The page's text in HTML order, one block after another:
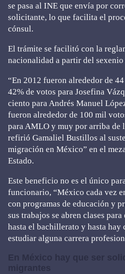
se pasa al INE que envía por
solicitante, lo que facilita el
cónsul.
El trámite se facilitó con la
nacionalidad a partir del
“En 2012 fueron alrededor de
42% de votos para Josefina
ciento para Andrés Manuel
fueron alrededor de 100 mil
para AMLO y muy por arriba de
refirió Gamaliel Bustillos al
migración en México” en el
Estado.
Este beneficio no es el único
funcionario, “México cada vez
con programas de educación y
sus trabajos se abren clases
hasta el bachillerato y hasta hay
estudiar alguna carrera
En México hay que ser
migrantes